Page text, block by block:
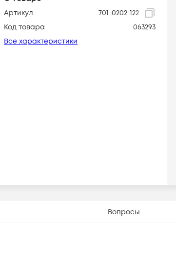
Артикул
701-0202-122
Код товара
063293
Все характеристики
Вопросы